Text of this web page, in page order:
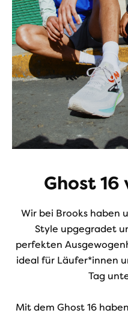
Ghost 16
Wir bei Brooks haben
Style upgegradet
perfekten
ideal für Läufer*innen
Tag
Mit dem Ghost 16